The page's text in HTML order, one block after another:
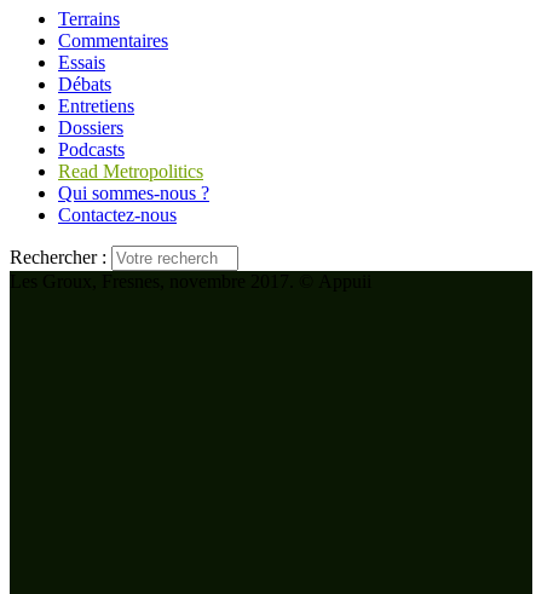
Terrains
Commentaires
Essais
Débats
Entretiens
Dossiers
Podcasts
Read Metropolitics
Qui sommes-nous ?
Contactez-nous
Rechercher :